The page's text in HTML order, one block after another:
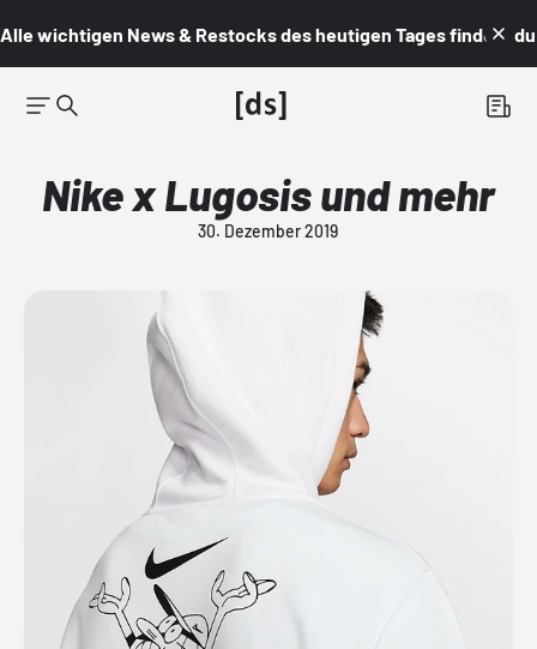
Alle wichtigen News & Restocks des heutigen Tages findest du
Nike x Lugosis und mehr
30. Dezember 2019